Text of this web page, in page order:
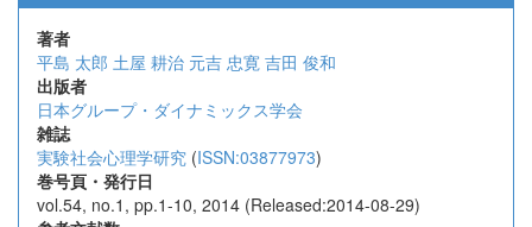
著者
平島 太郎 土屋 耕治 元吉 忠寛 吉田 俊和
出版者
日本グループ・ダイナミックス学会
雑誌
実験社会心理学研究 (ISSN:03877973)
巻号頁・発行日
vol.54, no.1, pp.1-10, 2014 (Released:2014-08-29)